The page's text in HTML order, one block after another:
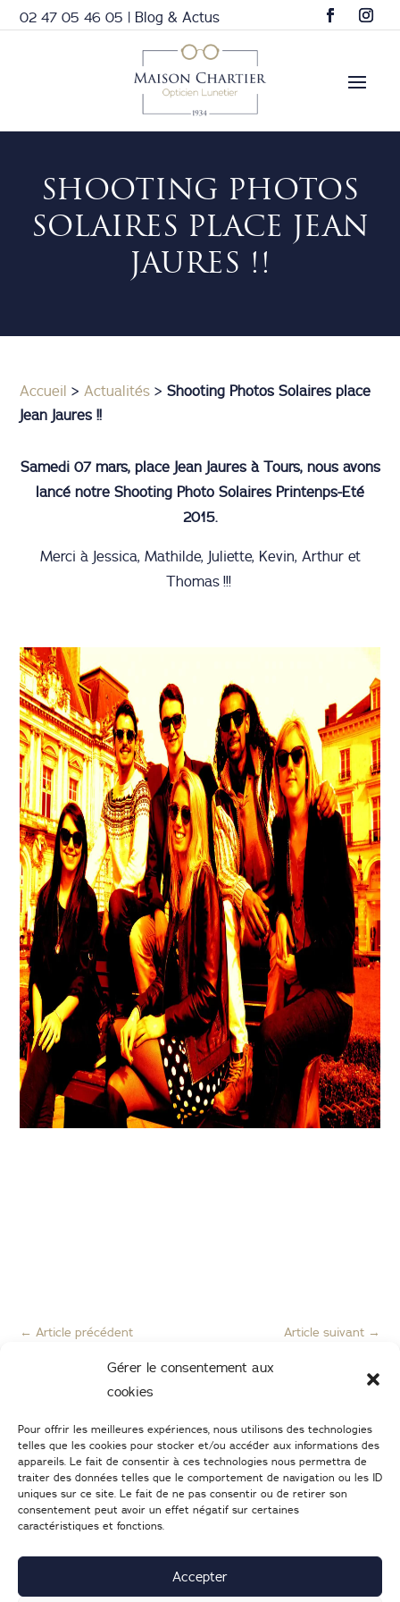
Gérer le consentement aux
cookies
Pour offrir les meilleures expériences, nous utilisons des technologies
telles que les cookies pour stocker et/ou accéder aux informations des
appareils. Le fait de consentir à ces technologies nous permettra de
traiter des données telles que le comportement de navigation ou les ID
uniques sur ce site. Le fait de ne pas consentir ou de retirer son
consentement peut avoir un effet négatif sur certaines
caractéristiques et fonctions.
Accepter
02 47 05 46 05 | Blog & Actus
SHOOTING PHOTOS
SOLAIRES PLACE JEAN
JAURES !!
Accueil > Actualités >Shooting Photos Solaires place
Jean Jaures !!
Samedi 07 mars, place Jean Jaures à Tours, nous avons
lancé notre Shooting Photo Solaires Printenps-Eté
2015.
Merci à Jessica, Mathilde, Juliette, Kevin, Arthur et
Thomas !!!
←Article précédent Article suivant→
u mardi au samedi : 9h30-19h